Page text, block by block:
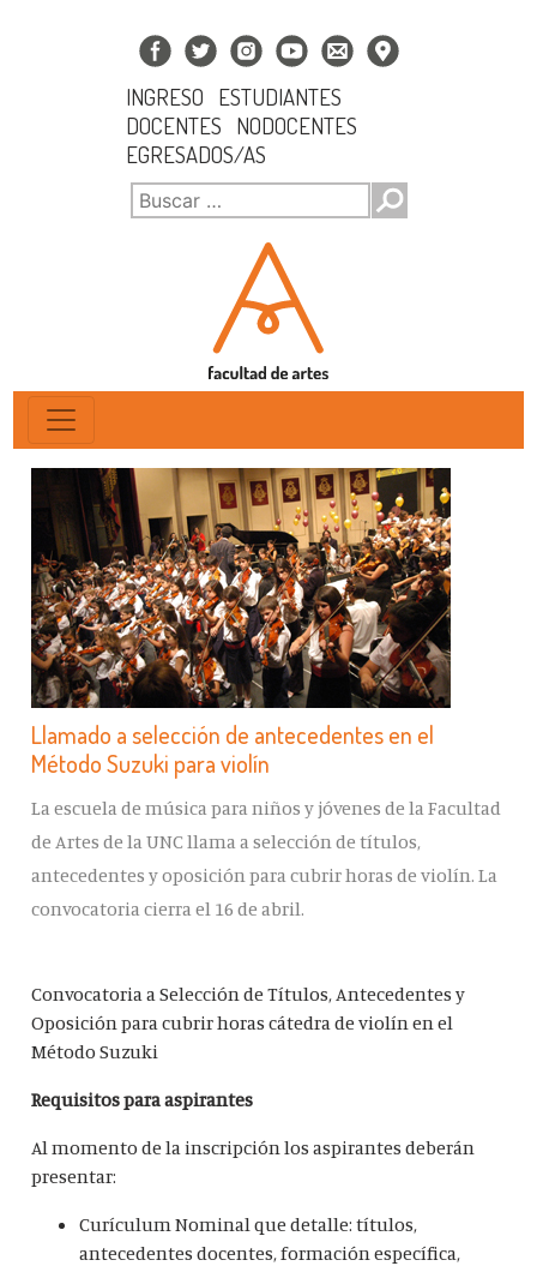
INGRESO
ESTUDIANTES
DOCENTES
NODOCENTES
EGRESADOS/AS
Llamado a selección de antecedentes en el
Método Suzuki para violín
La escuela de música para niños y jóvenes de la Facultad
de Artes de la UNC llama a selección de títulos,
antecedentes y oposición para cubrir horas de violín. La
convocatoria cierra el 16 de abril.
Convocatoria a Selección de Títulos, Antecedentes y
Oposición para cubrir horas cátedra de violín en el
Método Suzuki
Requisitos para aspirantes
Al momento de la inscripción los aspirantes deberán
presentar:
Curículum Nominal que detalle: títulos,
antecedentes docentes, formación específica,